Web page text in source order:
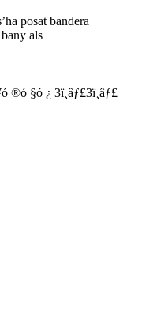
posat bandera
als
§ó ¿ 3ï¸âƒ£3ï¸âƒ£